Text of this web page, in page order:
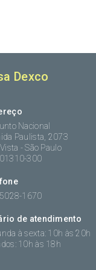
Dexco
Nacional
Paulista, 2073
- São Paulo
300
1670
de atendimento
à sexta: 10h às 20h
10h às 18h